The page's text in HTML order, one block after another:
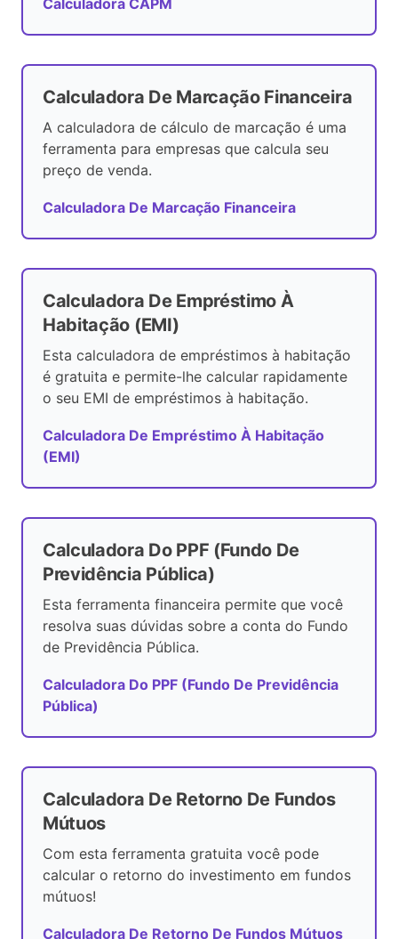
Calculadora CAPM
Calculadora De Marcação Financeira
A calculadora de cálculo de marcação é uma
ferramenta para empresas que calcula seu
preço de venda.
Calculadora De Marcação Financeira
Calculadora De Empréstimo À
Habitação (EMI)
Esta calculadora de empréstimos à habitação
é gratuita e permite-lhe calcular rapidamente
o seu EMI de empréstimos à habitação.
Calculadora De Empréstimo À Habitação
(EMI)
Calculadora Do PPF (Fundo De
Previdência Pública)
Esta ferramenta financeira permite que você
resolva suas dúvidas sobre a conta do Fundo
de Previdência Pública.
Calculadora Do PPF (Fundo De Previdência
Pública)
Calculadora De Retorno De Fundos
Mútuos
Com esta ferramenta gratuita você pode
calcular o retorno do investimento em fundos
mútuos!
Calculadora De Retorno De Fundos Mútuos